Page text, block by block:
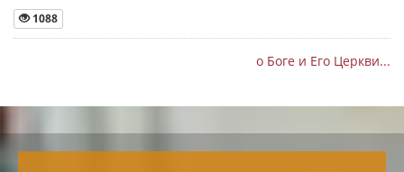
1088
о Боге и Его Церкви...